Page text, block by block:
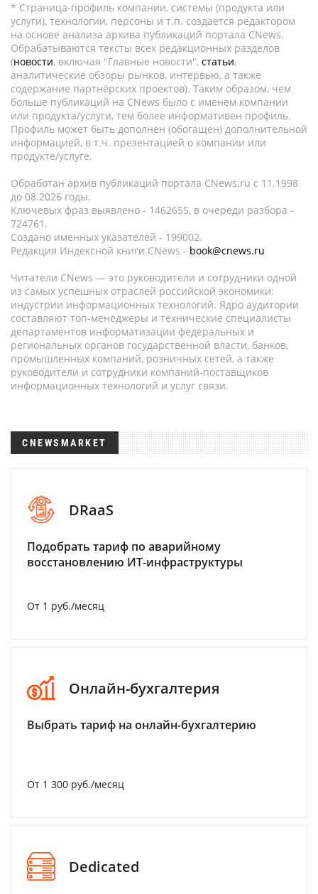
* Страница-профиль компании, системы (продукта или
услуги), технологии, персоны и т.п. создается редактором
на основе анализа архива публикаций портала CNews.
Обрабатываются тексты всех редакционных разделов
(новости, включая "Главные новости", статьи,
аналитические обзоры рынков, интервью, а также
содержание партнёрских проектов). Таким образом, чем
больше публикаций на CNews было с именем компании
или продукта/услуги, тем более информативен профиль.
Профиль может быть дополнен (обогащен) дополнительной
информацией, в т.ч. презентацией о компании или
продукте/услуге.
Обработан архив публикаций портала CNews.ru c 11.1998
до 08.2026 годы.
Ключевых фраз выявлено - 1462655, в очереди разбора -
724761.
Создано именных указателей - 199002.
Редакция Индексной книги CNews - book@cnews.ru
Читатели CNews — это руководители и сотрудники одной
из самых успешных отраслей российской экономики:
индустрии информационных технологий. Ядро аудитории
составляют топ-менеджеры и технические специалисты
департаментов информатизации федеральных и
региональных органов государственной власти, банков,
промышленных компаний, розничных сетей, а также
руководители и сотрудники компаний-поставщиков
информационных технологий и услуг связи.
CNEWSMARKET
DRaaS
Подобрать тариф по аварийному
восстановлению ИТ-инфраструктуры
От 1 руб./месяц
Онлайн-бухгалтерия
Выбрать тариф на онлайн-бухгалтерию
От 1 300 руб./месяц
Dedicated